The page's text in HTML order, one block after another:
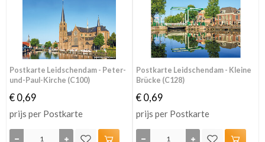
Postkarte Leidschendam - Peter-
und-Paul-Kirche (C100)
€ 0,69
prijs per Postkarte
Postkarte Leidschendam - Kleine
Brücke (C128)
€ 0,69
prijs per Postkarte